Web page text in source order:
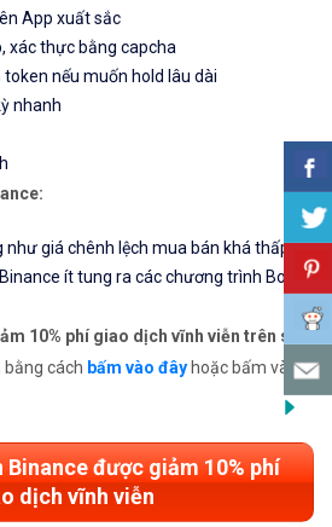
App xuất sắc
xác thực bằng capcha
nếu muốn hold lâu dài
nhanh
như giá chênh lệch mua bán khá thấp và
ít tung ra các chương trình Bonus
10% phí giao dịch vĩnh viễn trên sàn
bằng cách bấm vào đây hoặc bấm vào
Binance được giảm 10% phí
dịch vĩnh viễn